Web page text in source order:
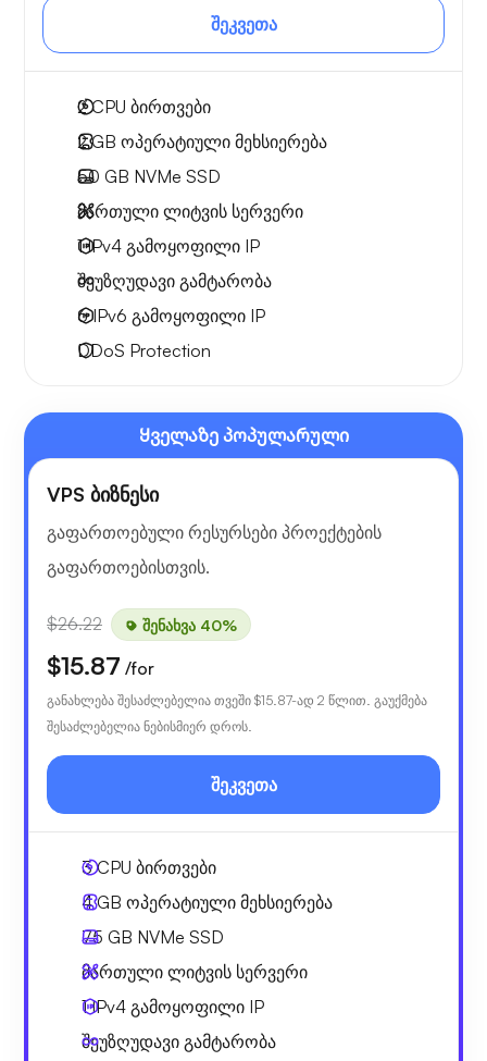
შეკვეთა
2CPU ბირთვები
2 GB ოპერატიული მეხსიერება
50 GB NVMe SSD
მართული ლიტვის სერვერი
1 IPv4 გამოყოფილი IP
შეუზღუდავი გამტარობა
6 IPv6 გამოყოფილი IP
DDoS Protection
Ყველაზე პოპულარული
VPS ბიზნესი
გაფართოებული რესურსები პროექტების
გაფართოებისთვის.
$26.22 შენახვა 40%
$15.87 /for
განახლება შესაძლებელია თვეში $15.87-ად 2 წლით. გაუქმება
შესაძლებელია ნებისმიერ დროს.
შეკვეთა
3CPU ბირთვები
4 GB ოპერატიული მეხსიერება
75 GB NVMe SSD
მართული ლიტვის სერვერი
1 IPv4 გამოყოფილი IP
შეუზღუდავი გამტარობა